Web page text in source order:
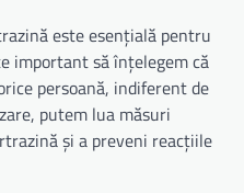
este esențială pentru
important să înțelegem că
persoană, indiferent de
putem lua măsuri
și a preveni reacțiile